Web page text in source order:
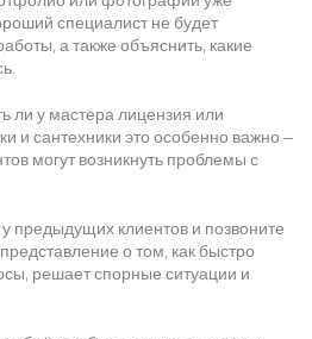
специалист не будет
а также объяснить, какие
ли у мастера лицензия или
и сантехники это особенно важно –
могут возникнуть проблемы с
предыдущих клиентов и позвоните
о том, как быстро
решает спорные ситуации и